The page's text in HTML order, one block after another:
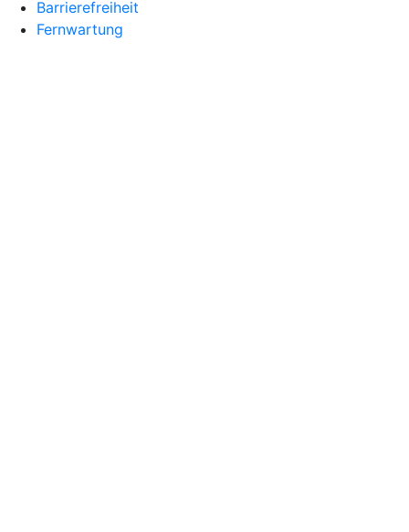
Barrierefreiheit
Fernwartung